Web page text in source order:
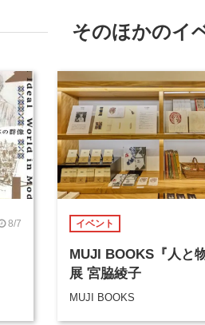
そのほかのイ
8/7 イベント
MUJI BOOKS『人と
展 宮脇綾子
MUJI BOOKS